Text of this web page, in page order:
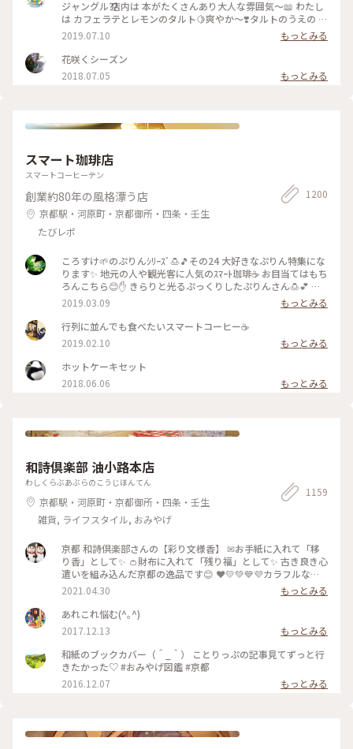
これは出張の度に立ち寄りそうです。築150年以上の町屋をリ
ノベしたというところも見応えあり。観光というよりも、ロー
カルに寄り添っているようで温かい空気も感じました。 #私の
ことりっぷ2022 #Myことりっぷ #京都カフェ #ブックカフ
ェ #読書 #ガトーショコラ #コーヒー
ジャングル⁇ 店内は 本がたくさんあり大人な雰囲気〜📖 わたし
は カフェラテとレモンのタルト🍋爽やか〜❣️タルトのうえの レ
モンのドライフルーツがめちゃくちゃ美味しい❣️ カフェの横で
は パンも販売してます。こちらも魅力的でしたが またの機会
に〜 #京都#カフェ#レモンタルト
2019.07.10
もっとみる
花咲くシーズン
2018.07.05
もっとみる
スマート珈琲店
スマートコーヒーテン
創業約80年の風格漂う店
京都駅・河原町・京都御所・四条・壬生
たびレポ
1200
ころすけ🌱のぷりんｼﾘｰｽﾞ🍮🎵その24 大好きなぷりん特集にな
ります✨ 地元の人や観光客に人気のｽﾏｰﾄ珈琲☕️ お目当てはもち
ろんこちら😊✋ きらりと光るぷっくりしたぷりんさん🍮💕 固
めで卵を感じる昔ながらのお味です😊ｶﾗﾒﾙｿｰｽはとても優しく
苦味がなくて美味しかった～(*´∀｀*)🎶 ｶﾞﾗｽのお皿もお店の
昭和ﾚﾄﾛな雰囲気にぴったり合っていました💓たまごｻﾝﾄﾞもﾎｯﾄ
ｹｰｷも美味しくて京都に来たらおすすめな喫茶店です🍴 #スマ
ート珈琲 #ぷりん #プリン #昔ながら #光る #レトロ #昭和レト
ロ #喫茶店 #お目当て #自家製 #京都 #ぷりんシリーズ
2019.03.09
もっとみる
行列に並んでも食べたいスマートコーヒー☕️
2019.02.10
もっとみる
ホットケーキセット
2018.06.06
もっとみる
和詩倶楽部 油小路本店
わしくらぶあぶらのこうじほんてん
京都駅・河原町・京都御所・四条・壬生
雑貨, ライフスタイル, おみやげ
1159
京都 和詩倶楽部さんの【彩り文様香】 ✉お手紙に入れて「移
り香」として✨ 👛財布に入れて「残り福」として✨ 古き良き心
遣いを組み込んだ京都の逸品です😊 ❤️💛💚💙💜カラフルな可
愛い「京もの」 持ってるだけで幸せな気持ちになりますよ〜(*
´ᵕ`*) ❁❀✿✾🤍香りは 白檀🤍❁❀✿✾ 伝統文様の説明は写真5
枚目を見てくださいね✨ * 白檀はふくよかで優美さを兼ね備え
高貴な心打つ香りがします(*´˘`*)♡♡♡ 大好きな香りです(｡･
ω･｡)❁。🌼.*･ﾟ .ﾟ･*. * 古代より人の心を捉え 和らげてきた香
り。 お寺にいるような落ち着いた気持ちになります😌 * 今日
で4月も最終日。 過ぎ行く春を名残惜しみ 桜のお香をたきまし
た･:*:･(*´ｴ｀*)･:*:･ 🌸桜だけど 白檀の香りです😆 🐱にゃんこ
のお香立てを見せたかったの〜😜 * 我慢がまんの連休ですが
ども教えていただきました〜😍 Webショップでも買えます
2021.04.30
もっとみる
あれこれ悩む(^｡^)
2017.12.13
もっとみる
和紙のブックカバー（＾_＾） ことりっぷの記事見てずっと行
きたかった♡ #おみやげ図鑑 #京都
2016.12.07
もっとみる